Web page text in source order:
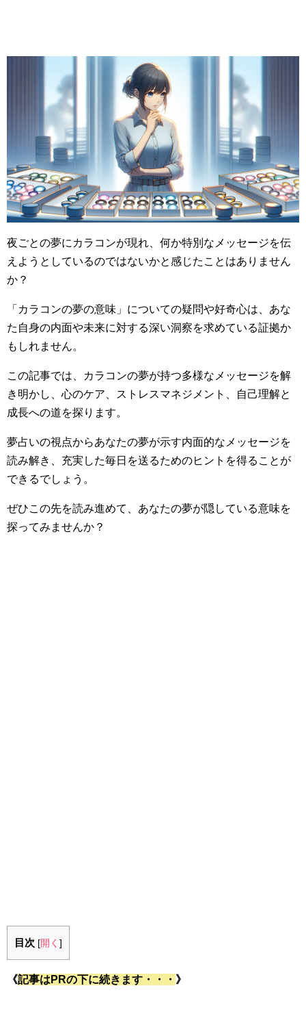
夜ごとの夢にカラコンが現れ、何か特別なメッセージを伝
えようとしているのではないかと感じたことはありません
か？
「カラコンの夢の意味」についての疑問や好奇心は、あな
た自身の内面や未来に対する深い洞察を求めている証拠か
もしれません。
この記事では、カラコンの夢が持つ多様なメッセージを解
き明かし、心のケア、ストレスマネジメント、自己理解と
成長への道を探ります。
夢占いの視点からあなたの夢が示す内面的なメッセージを
読み解き、充実した毎日を送るためのヒントを得ることが
できるでしょう。
ぜひこの先を読み進めて、あなたの夢が隠している意味を
探ってみませんか？
目次 [開く ]
《記事はPRの下に続きます・・・ 》